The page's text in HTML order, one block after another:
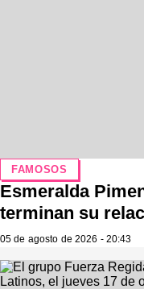
FAMOSOS
Esmeralda
terminan su
05 de agosto de 2026 - 20:43